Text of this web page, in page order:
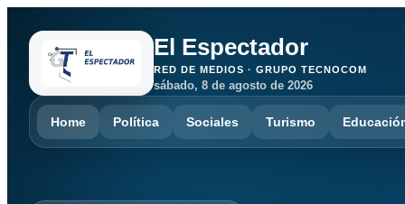
El Espectador
RED DE MEDIOS · GRUPO TECNOCOM
sábado, 8 de agosto de 2026
Home Política Sociales Turismo